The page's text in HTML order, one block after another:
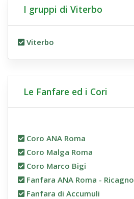
I gruppi di Viterbo
Viterbo
Le Fanfare ed i Cori
Coro ANA Roma
Coro Malga Roma
Coro Marco Bigi
Fanfara ANA Roma - Ricagno
Fanfara di Accumuli